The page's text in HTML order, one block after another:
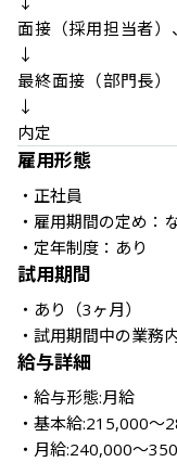
面接（採用担当者）
↓
最終面接（部門長）
↓
内定
雇用形態
・正社員
・雇用期間の定め：
・定年制度：あり
試用期間
・あり（3ヶ月）
給与詳細
・給与形態:月給
・基本給:215,000～
・月給:240,000～